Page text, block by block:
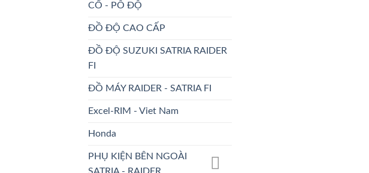
CỔ - PÔ ĐỘ
ĐỒ ĐỘ CAO CẤP
ĐỒ ĐỘ SUZUKI SATRIA RAIDER
FI
ĐỒ MÁY RAIDER - SATRIA FI
Excel-RIM - Viet Nam
Honda
PHỤ KIỆN BÊN NGOÀI